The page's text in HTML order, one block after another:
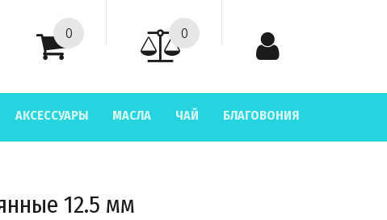
0 0
АКСЕССУАРЫ МАСЛА ЧАЙ БЛАГОВОНИЯ
12.5 мм